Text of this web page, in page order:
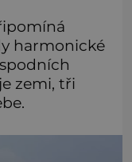
harmonické
zemi, tři